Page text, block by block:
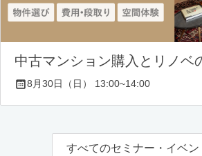
中古マンション購入とリノベ
8月30日（日） 13:00~14:00
すべてのセミナー・イベン